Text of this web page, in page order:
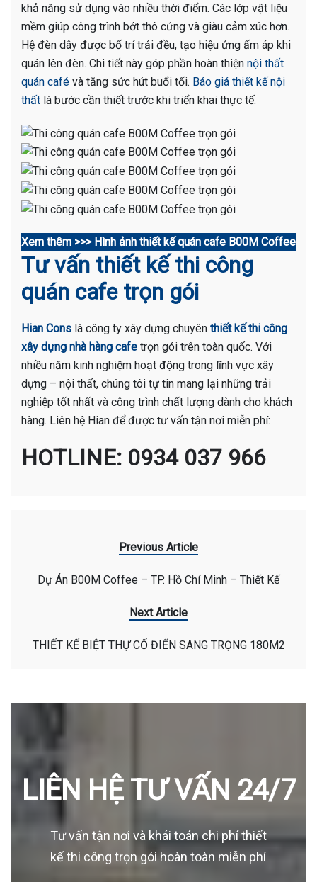
khả năng sử dụng vào nhiều thời điểm. Các lớp vật liệu
mềm giúp công trình bớt thô cứng và giàu cảm xúc hơn.
Hệ đèn dây được bố trí trải đều, tạo hiệu ứng ấm áp khi
quán lên đèn. Chi tiết này góp phần hoàn thiện nội thất
quán café và tăng sức hút buổi tối. Báo giá thiết kế nội
thất là bước cần thiết trước khi triển khai thực tế.
Xem thêm >>> Hình ảnh thiết kế quán cafe B00M Coffee
Tư vấn thiết kế thi công
quán cafe trọn gói
Hian Cons là công ty xây dựng chuyên thiết kế thi công
xây dựng nhà hàng cafe trọn gói trên toàn quốc. Với
nhiều năm kinh nghiệm hoạt động trong lĩnh vực xây
dựng – nội thất, chúng tôi tự tin mang lại những trải
nghiệp tốt nhất và công trình chất lượng dành cho khách
hàng. Liên hệ Hian để được tư vấn tận nơi miễn phí:
HOTLINE: 0934 037 966
Previous Article
Dự Án B00M Coffee – TP. Hồ Chí Minh – Thiết Kế
Next Article
THIẾT KẾ BIỆT THỰ CỔ ĐIỂN SANG TRỌNG 180M2
LIÊN HỆ TƯ VẤN 24/7
Tư vấn tận nơi và khái toán chi phí thiết
kế thi công trọn gói hoàn toàn miễn phí